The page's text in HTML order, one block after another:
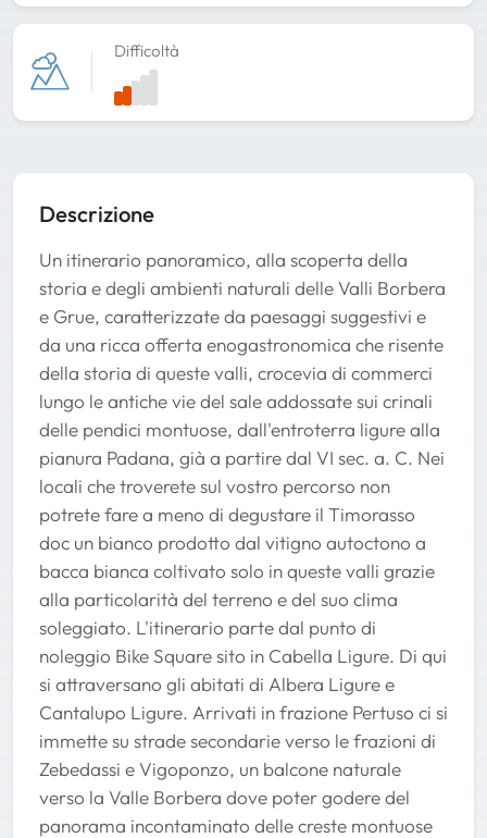
Difficoltà
Descrizione
Un itinerario panoramico, alla scoperta della
storia e degli ambienti naturali delle Valli Borbera
e Grue, caratterizzate da paesaggi suggestivi e
da una ricca offerta enogastronomica che risente
della storia di queste valli, crocevia di commerci
lungo le antiche vie del sale addossate sui crinali
delle pendici montuose, dall'entroterra ligure alla
pianura Padana, già a partire dal VI sec. a. C. Nei
locali che troverete sul vostro percorso non
potrete fare a meno di degustare il Timorasso
doc un bianco prodotto dal vitigno autoctono a
bacca bianca coltivato solo in queste valli grazie
alla particolarità del terreno e del suo clima
soleggiato. L'itinerario parte dal punto di
noleggio Bike Square sito in Cabella Ligure. Di qui
si attraversano gli abitati di Albera Ligure e
Cantalupo Ligure. Arrivati in frazione Pertuso ci si
immette su strade secondarie verso le frazioni di
Zebedassi e Vigoponzo, un balcone naturale
verso la Valle Borbera dove poter godere del
panorama incontaminato delle creste montuose